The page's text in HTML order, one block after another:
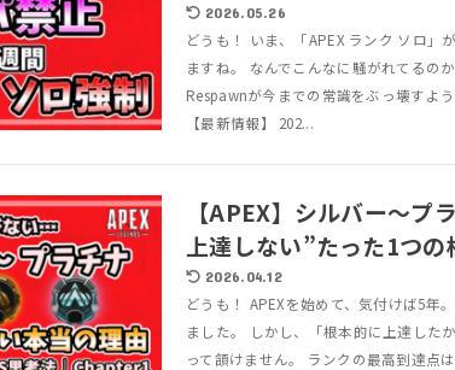
2026.05.26
どうも！ いま、「APEX ランク ソロ」
ますね。 なんでこんなに騒がれてるの
Respawnが今までの常識をぶっ壊すよ
【最新情報】 202...
【APEX】シルバー〜プ
上達しない”たった1つの
2026.04.12
どうも！ APEXを始めて、気付けば5年
ました。 しかし、「根本的に上達した
って頷けません。 ランクの最高到達点